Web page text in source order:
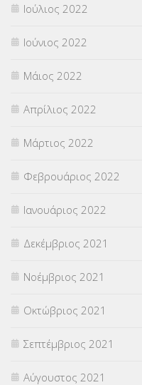
Ιούλιος 2022
Ιούνιος 2022
Μάιος 2022
Απρίλιος 2022
Μάρτιος 2022
Φεβρουάριος 2022
Ιανουάριος 2022
Δεκέμβριος 2021
Νοέμβριος 2021
Οκτώβριος 2021
Σεπτέμβριος 2021
Αύγουστος 2021